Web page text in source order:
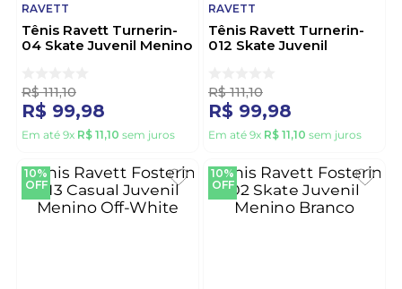
RAVETT
Tênis Ravett Turnerin-
04 Skate Juvenil Menino
R$ 111,10
R$ 99,98
Em até 9x R$ 11,10 sem juros
RAVETT
Tênis Ravett Turnerin-
012 Skate Juvenil
R$ 111,10
R$ 99,98
Em até 9x R$ 11,10 sem juros
10%
OFF
10%
OFF